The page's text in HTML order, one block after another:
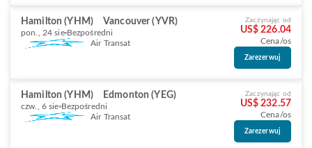
Hamilton (YHM) Vancouver (YVR)
pon., 24 sie Bezpośredni
Air Transat
Zaczynając od
US$ 226.04
Cena/os
Zarezerwuj
Hamilton (YHM) Edmonton (YEG)
czw., 6 sie Bezpośredni
Air Transat
Zaczynając od
US$ 232.57
Cena/os
Zarezerwuj